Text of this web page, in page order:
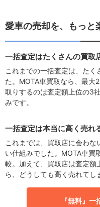
愛車の売却を、もっと
一括査定はたくさんの買取
これまでの一括査定は、た
た。MOTA車買取なら、最大
取りするのは査定額上位の3
みです。
一括査定は本当に高く売れ
これまでは、買取店に会わ
い仕組みでした。MOTA車買
較。加えて、買取店は査定
ら、どうしても高く売れてし
『無料』